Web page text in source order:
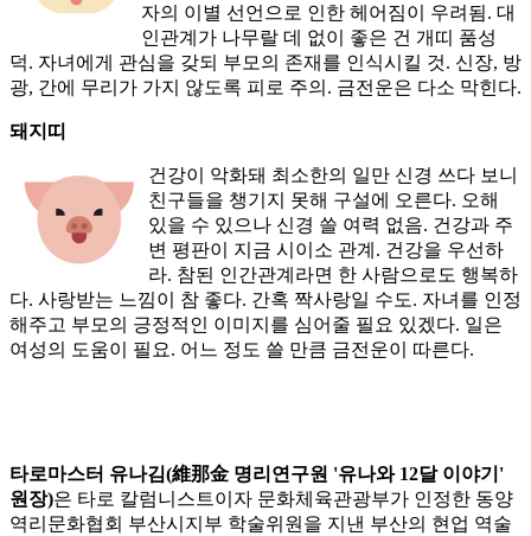
자의 이별 선언으로 인한 헤어짐이 우려됨. 대
인관계가 나무랄 데 없이 좋은 건 개띠 품성
덕. 자녀에게 관심을 갖되 부모의 존재를 인식시킬 것. 신장, 방
광, 간에 무리가 가지 않도록 피로 주의. 금전운은 다소 막힌다.
돼지띠
건강이 악화돼 최소한의 일만 신경 쓰다 보니
친구들을 챙기지 못해 구설에 오른다. 오해
있을 수 있으나 신경 쓸 여력 없음. 건강과 주
변 평판이 지금 시이소 관계. 건강을 우선하
라. 참된 인간관계라면 한 사람으로도 행복하
다. 사랑받는 느낌이 참 좋다. 간혹 짝사랑일 수도. 자녀를 인정
해주고 부모의 긍정적인 이미지를 심어줄 필요 있겠다. 일은
여성의 도움이 필요. 어느 정도 쓸 만큼 금전운이 따른다.
타로마스터 유나김(維那金 명리연구원 '유나와 12달 이야기'
원장)은 타로 칼럼니스트이자 문화체육관광부가 인정한 동양
역리문화협회 부산시지부 학술위원을 지낸 부산의 현업 역술